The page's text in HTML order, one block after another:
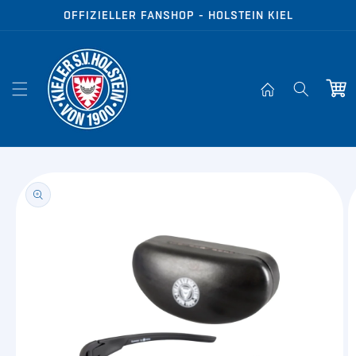
Direkt zumOFFIZIELLER FANSHOP - HOLSTEIN KIEL